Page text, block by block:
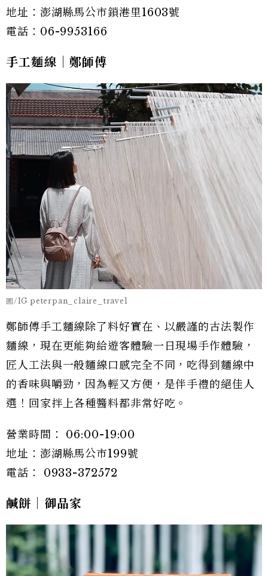
地址：澎湖縣馬公市鎖港里1603號
電話：06-9953166
手工麵線｜鄭師傅
圖/IG peterpan_claire_travel
鄭師傅手工麵線除了料好實在、以嚴謹的古法製作
麵線，現在更能夠給遊客體驗一日現場手作體驗，
匠人工法與一般麵線口感完全不同，吃得到麵線中
的香味與嚼勁，因為輕又方便，是伴手禮的絕佳人
選！回家拌上各種醬料都非常好吃。
營業時間： 06:00-19:00
地址：澎湖縣馬公市199號
電話： 0933-372572
鹹餅｜御品家